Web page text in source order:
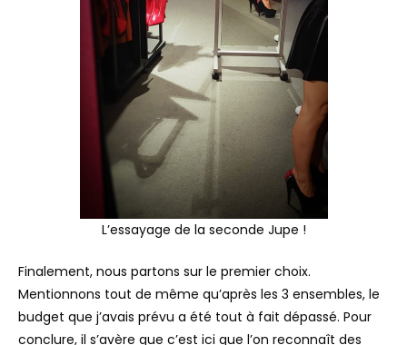
L’essayage de la seconde Jupe !
Finalement, nous partons sur le premier choix.
Mentionnons tout de même qu’après les 3 ensembles, le
budget que j’avais prévu a été tout à fait dépassé. Pour
conclure, il s’avère que c’est ici que l’on reconnaît des